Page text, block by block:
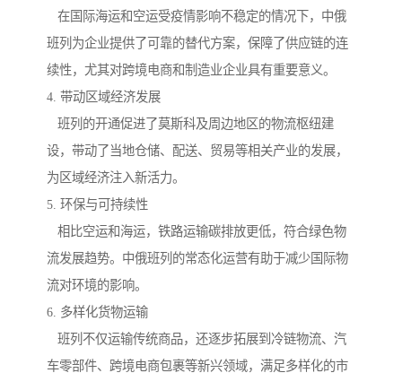
在国际海运和空运受疫情影响不稳定的情况下，中俄
班列为企业提供了可靠的替代方案，保障了供应链的连
续性，尤其对跨境电商和制造业企业具有重要意义。
4. 带动区域经济发展
班列的开通促进了莫斯科及周边地区的物流枢纽建
设，带动了当地仓储、配送、贸易等相关产业的发展，
为区域经济注入新活力。
5. 环保与可持续性
相比空运和海运，铁路运输碳排放更低，符合绿色物
流发展趋势。中俄班列的常态化运营有助于减少国际物
流对环境的影响。
6. 多样化货物运输
班列不仅运输传统商品，还逐步拓展到冷链物流、汽
车零部件、跨境电商包裹等新兴领域，满足多样化的市